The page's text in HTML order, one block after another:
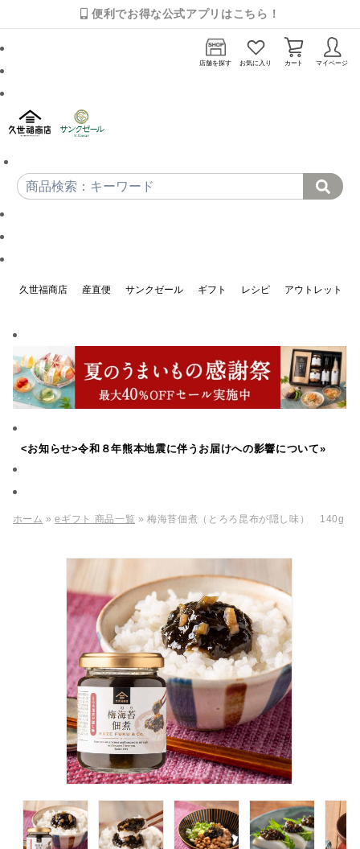
便利でお得な公式アプリはこちら！
店舗を探す お気に入り カート マイページ
久世福商店 産直便 サンクゼール ギフト レシピ アウトレット
<お知らせ>令和８年熊本地震に伴うお届けへの影響について»
ホーム »eギフト 商品一覧 » 梅海苔佃煮（とろろ昆布が隠し味） 140g